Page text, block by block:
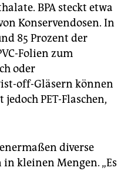
BPA steckt etwa
Konservendosen. In
85 Prozent der
Folien zum
oder
off-Gläsern können
PET-Flaschen,
diverse
kleinen Mengen. „Es